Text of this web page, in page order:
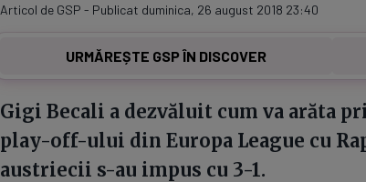
Articol de GSP - Publicat duminica, 26 august 2018 23:40
URMĂREȘTE GSP ÎN DISCOVER
Gigi Becali a dezvăluit cum va arăta
play-off-ului din Europa League cu
austriecii s-au impus cu 3-1.